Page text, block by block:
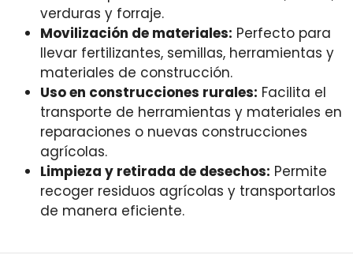
verduras y forraje.
Movilización de materiales: Perfecto para
llevar fertilizantes, semillas, herramientas y
materiales de construcción.
Uso en construcciones rurales: Facilita el
transporte de herramientas y materiales en
reparaciones o nuevas construcciones
agrícolas.
Limpieza y retirada de desechos: Permite
recoger residuos agrícolas y transportarlos
de manera eficiente.